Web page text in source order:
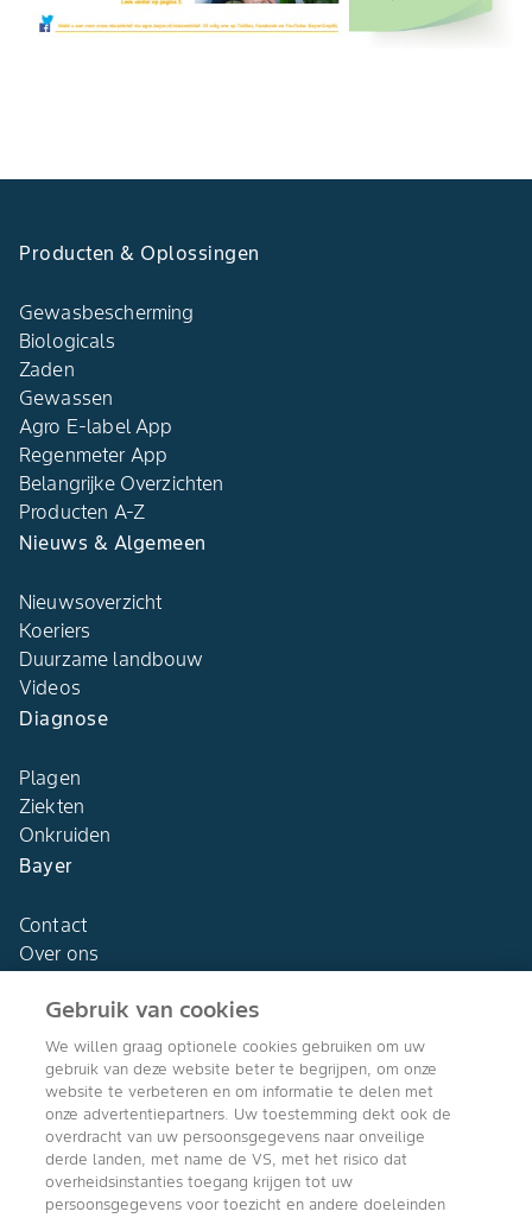
Producten & Oplossingen
Gewasbescherming
Biologicals
Zaden
Gewassen
Agro E-label App
Regenmeter App
Belangrijke Overzichten
Producten A-Z
Nieuws & Algemeen
Nieuwsoverzicht
Koeriers
Duurzame landbouw
Videos
Diagnose
Plagen
Ziekten
Onkruiden
Bayer
Contact
Over ons
Agro Bayer
Nederland
Volg ons
Gebruik van cookies
We willen graag optionele cookies gebruiken om uw
gebruik van deze website beter te begrijpen, om onze
website te verbeteren en om informatie te delen met
onze advertentiepartners. Uw toestemming dekt ook de
overdracht van uw persoonsgegevens naar onveilige
derde landen, met name de VS, met het risico dat
overheidsinstanties toegang krijgen tot uw
persoonsgegevens voor toezicht en andere doeleinden